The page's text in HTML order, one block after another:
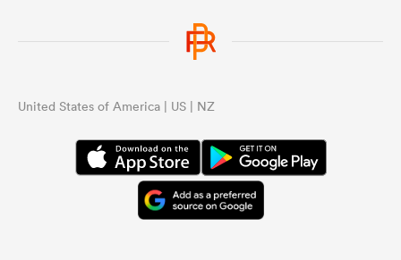
United States of America | US | NZ